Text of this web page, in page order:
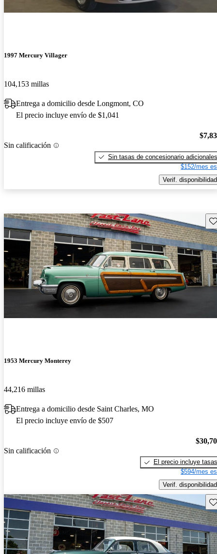
1997 Mercury Villager
104,153 millas
Entrega a domicilio desde Longmont, CO
El precio incluye envío de $1,041
Sin calificación
Sin tasas de concesionario adicionales
$152/mes
Verif. disponibilidad
1953 Mercury Monterey
44,216 millas
Entrega a domicilio desde Saint Charles, MO
El precio incluye envío de $507
Sin calificación
El precio incluye tasas
$594/mes
Verif. disponibilidad